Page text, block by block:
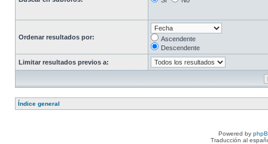
Ordenar resultados por:
Ascendente
Descendente
Limitar resultados previos a:
Índice general
Powered by
Traducción al